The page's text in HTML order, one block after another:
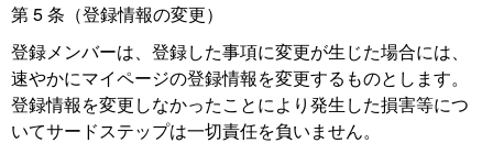
第 5 条（登録情報の変更）
登録メンバーは、登録した事項に変更が生じた場合には、
速やかにマイページの登録情報を変更するものとします。
登録情報を変更しなかったことにより発生した損害等につ
いてサードステップは一切責任を負いません。